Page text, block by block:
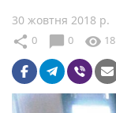
30 жовтня 2018 р.
share 0 chat_bubble 0 visibility 18